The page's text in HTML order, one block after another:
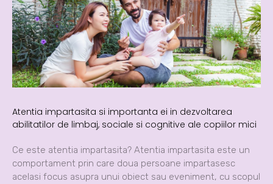
Atentia impartasita si importanta ei in dezvoltarea
abilitatilor de limbaj, sociale si cognitive ale copiilor mici
Ce este atentia impartasita? Atentia impartasita este un
comportament prin care doua persoane impartasesc
acelasi focus asupra unui obiect sau eveniment, cu scopul